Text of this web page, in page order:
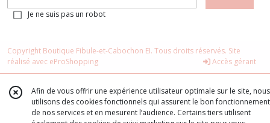
Je ne suis pas un robot
Copyright Boutique Fibule-et-Cabochon EI. Tous droits réservés. Site
réalisé avec eProShopping Accès gérant
Afin de vous offrir une expérience utilisateur optimale sur le site, nous
utilisons des cookies fonctionnels qui assurent le bon fonctionnement
de nos services et en mesurent l’audience. Certains tiers utilisent